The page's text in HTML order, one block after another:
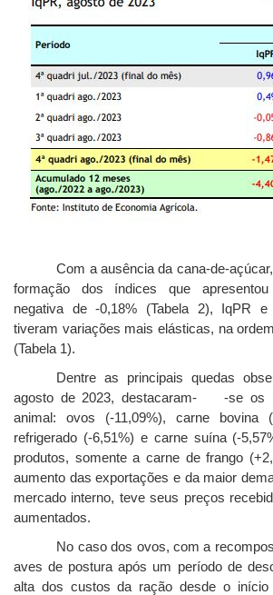
Com a ausência da cana-de-
formação dos índices que apresentou
negativa de -0,18% (Tabela 2), IqPR
tiveram variações mais elásticas, na
(Tabela 1).
Dentre as principais quedas
agosto de 2023, destacaram- -se os
animal: ovos (-11,09%), carne bovina
refrigerado (-6,51%) e carne suína (-
produtos, somente a carne de frango
aumento das exportações e da maior
mercado interno, teve seus preços
aumentados.
No caso dos ovos, com a
aves de postura após um período de
alta dos custos da ração desde o início